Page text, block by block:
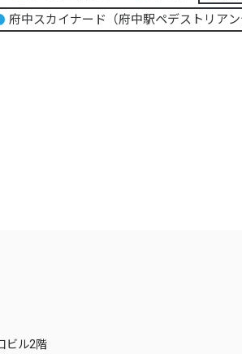
府中スカイナード（府中駅ペデストリアン
ビル2階